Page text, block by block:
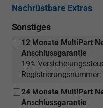
Nachrüstbare Extras
Sonstiges
12 Monate MultiPart
Anschlussgarantie
19%
24 Monate MultiPart
Anschlussgarantie